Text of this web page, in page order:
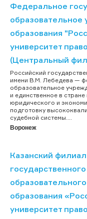
Федеральное
образования
университет
(Центральный
Российский
имени В.М. Лебедева —
образовательное
и единственное в
юридического и
подготовку
судебной системы....
Воронеж
Казанский
образования
университет